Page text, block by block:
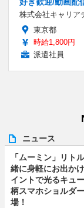
株式会社キャリア
東京都
時給1,800円
派遣社員
ニュース
「ムーミン」リト
緒に身軽にお出か
イントで光るキュ
柄スマホショルダ
場！